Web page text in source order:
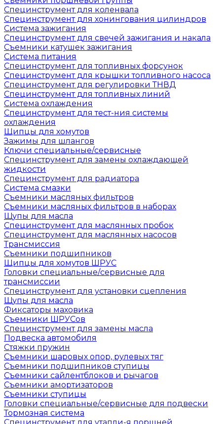
Специнструмент для коленвала
Специнструмент для хонингования цилиндров
Система зажигания
Специнструмент для свечей зажигания и накала
Съемники катушек зажигания
Система питания
Специнструмент для топливных форсунок
Специнструмент для крышки топливного насоса
Специнструмент для регулировки ТНВД
Специнструмент для топливных линий
Система охлаждения
Специнструмент для тест-ния системы
охлаждения
Щипцы для хомутов
Зажимы для шлангов
Ключи специальные/сервисные
Специнструмент для замены охлаждающей
жидкости
Специнструмент для радиатора
Система смазки
Съемники масляных фильтров
Съемники масляных фильтров в наборах
Щупы для масла
Специнструмент для маслянных пробок
Специнструмент для маслянных насосов
Трансмиссия
Съемники подшипников
Щипцы для хомутов ШРУС
Головки специальные/сервисные для
трансмиссии
Специнструмент для установки сцепления
Щупы для масла
Фиксаторы маховика
Съемники ШРУСов
Специнструмент для замены масла
Подвеска автомобиля
Стяжки пружин
Съемники шаровых опор, рулевых тяг
Съемники подшипников ступицы
Съемники сайлентблоков и рычагов
Съемники амортизаторов
Съемники ступицы
Головки специальные/сервисные для подвески
Тормозная система